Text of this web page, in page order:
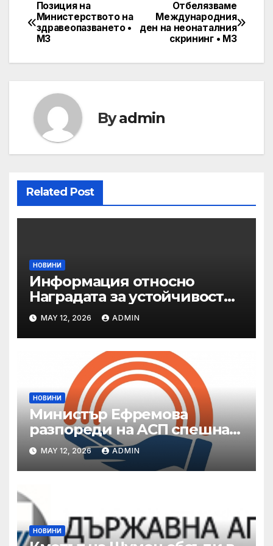
Post
navigation
Отбелязваме
Международния
ден на неонаталния
скрининг • МЗ
Позиция на
Министерството на
здравеопазването •
МЗ
Byadmin
Related Post
НОВИНИ
Информация относно
Наградата за устойчивост
на ОАЕ „Зайед“
MAY 12, 2026 ADMIN
НОВИНИ
Министър Ефремова
разпореди на АСП спешна
готовност за оказване на
подкрепа на пострадали от
валежи и градушки
MAY 12, 2026 ADMIN
НОВИНИ